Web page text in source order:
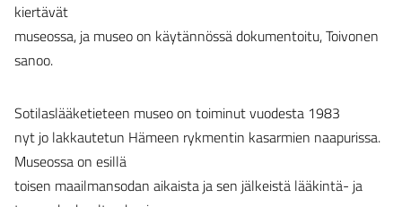
kiertävät
museossa, ja museo on käytännössä dokumentoitu, Toivonen
sanoo.
Sotilaslääketieteen museo on toiminut vuodesta 1983
nyt jo lakkautetun Hämeen rykmentin kasarmien naapurissa.
Museossa on esillä
toisen maailmansodan aikaista ja sen jälkeistä lääkintä- ja